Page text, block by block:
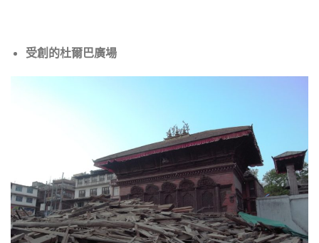
受創的杜爾巴廣場